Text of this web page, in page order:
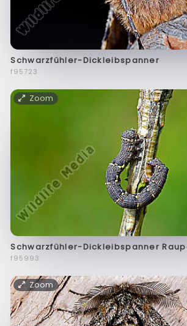
Schwarzfühler-Dickleibspanner
f95723
Zoom
Schwarzfühler-Dickleibspanner
f95993
Zoom